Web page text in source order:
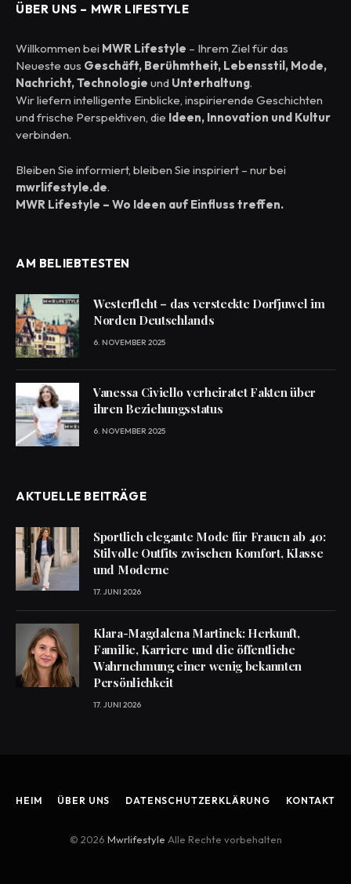
ÜBER UNS – MWR LIFESTYLE
Willkommen bei MWR Lifestyle – Ihrem Ziel für das
Neueste aus Geschäft, Berühmtheit, Lebensstil, Mode,
Nachricht, Technologie und Unterhaltung.
Wir liefern intelligente Einblicke, inspirierende Geschichten
und frische Perspektiven, die Ideen, Innovation und Kultur
verbinden.
Bleiben Sie informiert, bleiben Sie inspiriert – nur bei
mwrlifestyle.de.
MWR Lifestyle – Wo Ideen auf Einfluss treffen.
AM BELIEBTESTEN
Westerfleht – das versteckte Dorfjuwel im
Norden Deutschlands
6. NOVEMBER 2025
Vanessa Civiello verheiratet Fakten über
ihren Beziehungsstatus
6. NOVEMBER 2025
AKTUELLE BEITRÄGE
Sportlich elegante Mode für Frauen ab 40:
Stilvolle Outfits zwischen Komfort, Klasse
und Moderne
17. JUNI 2026
Klara-Magdalena Martinek: Herkunft,
Familie, Karriere und die öffentliche
Wahrnehmung einer wenig bekannten
Persönlichkeit
17. JUNI 2026
HEIM ÜBER UNS DATENSCHUTZERKLÄRUNG KONTAKT
© 2026 Mwrlifestyle Alle Rechte vorbehalten